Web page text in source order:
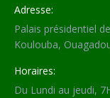
Adresse:
Palais présidentiel
Koulouba,
Horaires:
Du Lundi au jeudi,